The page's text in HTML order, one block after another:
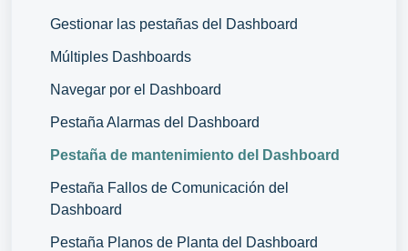
Gestionar las pestañas del Dashboard
Múltiples Dashboards
Navegar por el Dashboard
Pestaña Alarmas del Dashboard
Pestaña de mantenimiento del Dashboard
Pestaña Fallos de Comunicación del
Dashboard
Pestaña Planos de Planta del Dashboard